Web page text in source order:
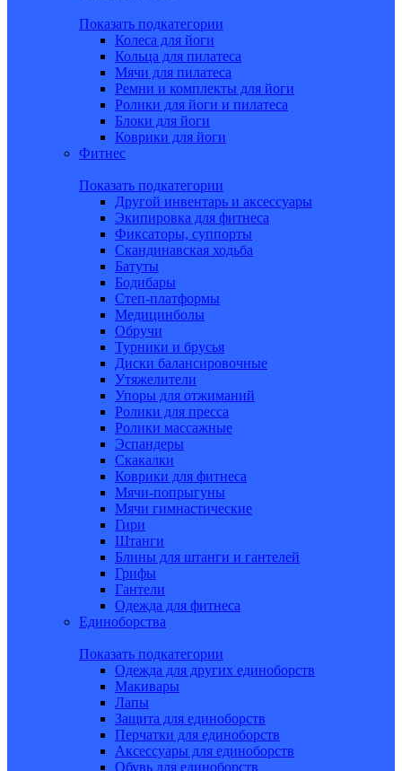
Показать подкатегории
Колеса для йоги
Кольца для пилатеса
Мячи для пилатеса
Ремни и комплекты для йоги
Ролики для йоги и пилатеса
Блоки для йоги
Коврики для йоги
Фитнес
Показать подкатегории
Другой инвентарь и аксессуары
Экипировка для фитнеса
Фиксаторы, суппорты
Скандинавская ходьба
Батуты
Бодибары
Степ-платформы
Медицинболы
Обручи
Турники и брусья
Диски балансировочные
Утяжелители
Упоры для отжиманий
Ролики для пресса
Ролики массажные
Эспандеры
Скакалки
Коврики для фитнеса
Мячи-попрыгуны
Мячи гимнастические
Гири
Штанги
Блины для штанги и гантелей
Грифы
Гантели
Одежда для фитнеса
Единоборства
Показать подкатегории
Одежда для других единоборств
Макивары
Лапы
Защита для единоборств
Перчатки для единоборств
Аксессуары для единоборств
Обувь для единоборств